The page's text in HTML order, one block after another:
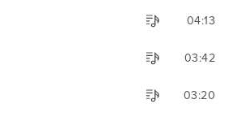
04:13
03:42
03:20